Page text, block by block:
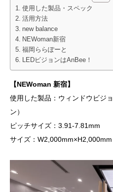
使用した製品・スペック
活用方法
new balance
NEWoman新宿
福岡ららぽーと
LEDビジョンはAnBee！
【NEWoman 新宿】
使用した製品：ウィンドウビジ
ン）
ピッチサイズ：3.91-7.81mm
サイズ：W2,000mm×H2,000mm